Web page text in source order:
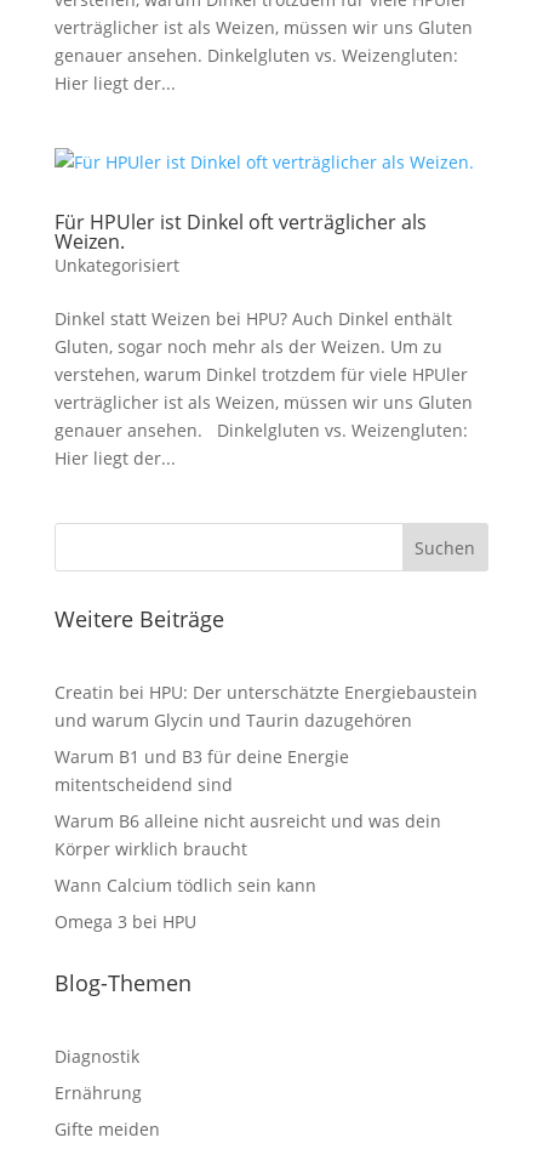
verträglicher ist als Weizen, müssen wir uns Gluten
genauer ansehen. Dinkelgluten vs. Weizengluten:
Hier liegt der...
Für HPUler ist Dinkel oft verträglicher als
Weizen.
Unkategorisiert
Dinkel statt Weizen bei HPU? Auch Dinkel enthält
Gluten, sogar noch mehr als der Weizen. Um zu
verstehen, warum Dinkel trotzdem für viele HPUler
verträglicher ist als Weizen, müssen wir uns Gluten
genauer ansehen. Dinkelgluten vs. Weizengluten:
Hier liegt der...
Suchen
Weitere Beiträge
Creatin bei HPU: Der unterschätzte Energiebaustein
und warum Glycin und Taurin dazugehören
Warum B1 und B3 für deine Energie
mitentscheidend sind
Warum B6 alleine nicht ausreicht und was dein
Körper wirklich braucht
Wann Calcium tödlich sein kann
Omega 3 bei HPU
Blog-Themen
Diagnostik
Ernährung
Gifte meiden